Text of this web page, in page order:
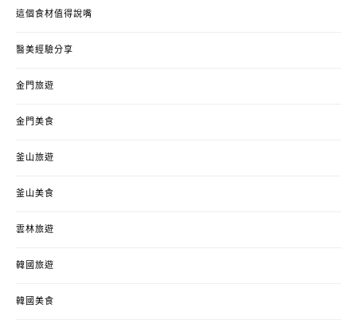
這個食材值得說嘴
醫美經驗分享
金門旅遊
金門美食
釜山旅遊
釜山美食
雲林旅遊
韓國旅遊
韓國美食